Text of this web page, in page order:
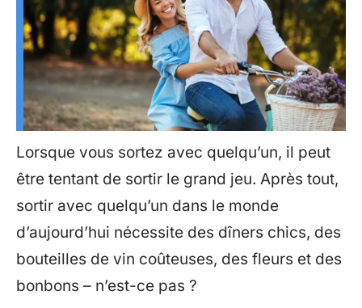
Lorsque vous sortez avec quelqu’un, il peut
être tentant de sortir le grand jeu. Après tout,
sortir avec quelqu’un dans le monde
d’aujourd’hui nécessite des dîners chics, des
bouteilles de vin coûteuses, des fleurs et des
bonbons – n’est-ce pas ?